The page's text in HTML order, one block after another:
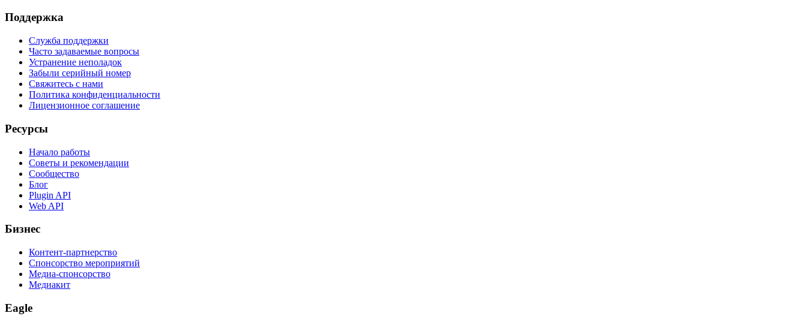
Поддержка
Служба поддержки
Часто задаваемые вопросы
Устранение неполадок
Забыли серийный номер
Свяжитесь с нами
Политика конфиденциальности
Лицензионное соглашение
Ресурсы
Начало работы
Советы и рекомендации
Сообщество
Блог
Plugin API
Web API
Бизнес
Контент-партнерство
Спонсорство мероприятий
Медиа-спонсорство
Медиакит
Eagle